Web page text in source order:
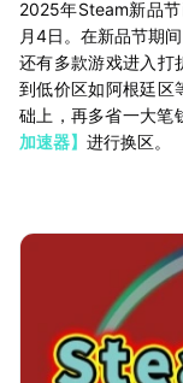
2025年Steam新品
月4日。在新品节期
还有多款游戏进入打
到低价区如阿根廷区
础上，再多省一大笔
加速器】 进行换区。